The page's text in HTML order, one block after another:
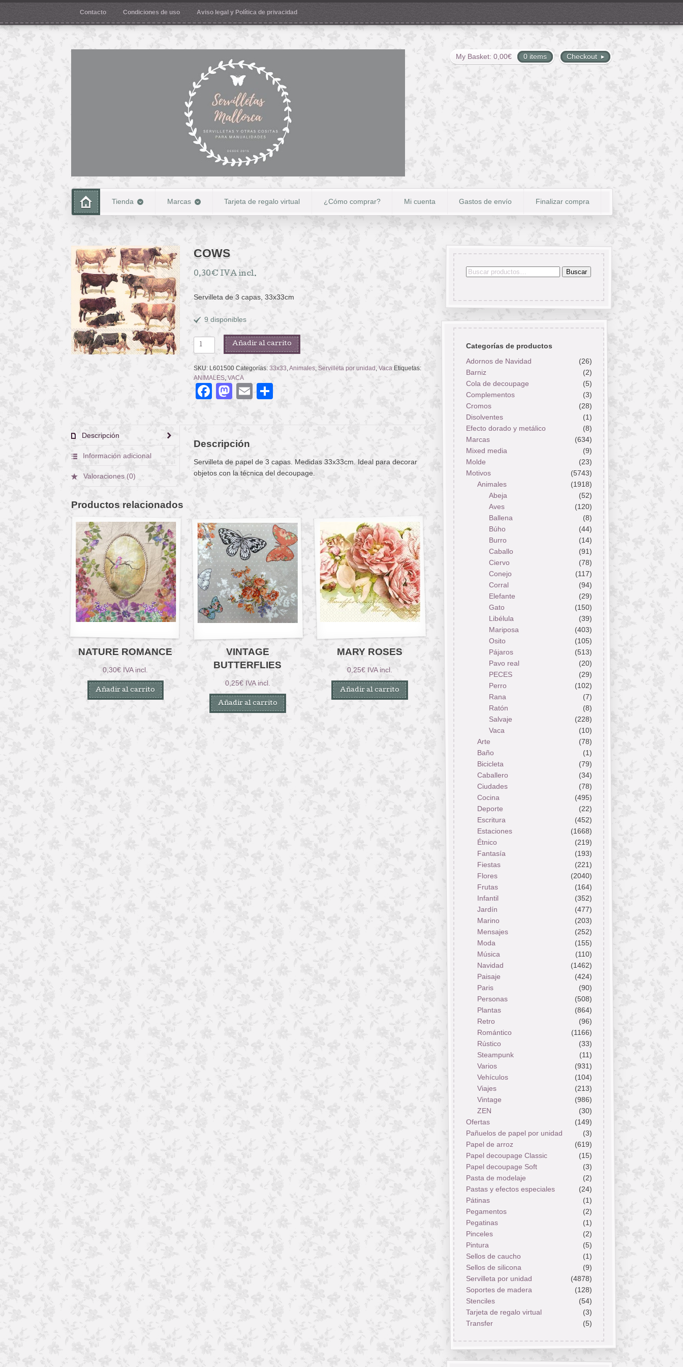
Contacto Condiciones de uso Aviso legal y Política de privacidad
Checkout
My Basket: 0,00€ 0 items
Tienda Marcas Tarjeta de regalo virtual ¿Cómo comprar? Mi cuenta Gastos de envío Finalizar compra
COWS
0,30€ IVA incl.
Servilleta de 3 capas, 33x33cm
9 disponibles
COWS
cantidad
Añadir al carrito
SKU: L601500 Categorías: 33x33 Animales, Servilleta por unidad Vaca Etiquetas:
ANIMALES, VACA
Facebook
Mastodon
EmailCompartir
Descripción
Información adicional
Valoraciones (0)
Descripción
Servilleta de papel de 3 capas. Medidas 33x33cm. Ideal para decorar
objetos con la técnica del decoupage.
Productos relacionados
NATURE ROMANCE
0,30€ IVA incl.
Añadir al carrito
VINTAGE
BUTTERFLIES
0,25€ IVA incl.
Añadir al carrito
MARY ROSES
0,25€ IVA incl.
Añadir al carrito
Buscar
Buscar
Categorías de productos
Adornos de Navidad
(26)
Barniz
(2)
Cola de decoupage
(5)
Complementos
(3)
Cromos
(28)
Disolventes
(1)
Efecto dorado y metálico
(8)
Marcas
(634)
Mixed media
(9)
Molde
(23)
Motivos
(5743)
Animales
(1918)
Abeja
(52)
Aves
(120)
Ballena
(8)
Búho
(44)
Burro
(14)
Caballo
(91)
Ciervo
(78)
Conejo
(117)
Corral
(94)
Elefante
(29)
Gato
(150)
Libélula
(39)
Mariposa
(403)
Osito
(105)
Pájaros
(513)
Pavo real
(20)
PECES
(29)
Perro
(102)
Rana
(7)
Ratón
(8)
Salvaje
(228)
Vaca
(10)
Arte
(78)
Baño
(1)
Bicicleta
(79)
Caballero
(34)
Ciudades
(78)
Cocina
(495)
Deporte
(22)
Escritura
(452)
Estaciones
(1668)
Étnico
(219)
Fantasía
(193)
Fiestas
(221)
Flores
(2040)
Frutas
(164)
Infantil
(352)
Jardín
(477)
Marino
(203)
Mensajes
(252)
Moda
(155)
Música
(110)
Navidad
(1462)
Paisaje
(424)
Paris
(90)
Personas
(508)
Plantas
(864)
Retro
(96)
Romántico
(1166)
Rústico
(33)
Steampunk
(11)
Varios
(931)
Vehículos
(104)
Viajes
(213)
Vintage
(986)
ZEN
(30)
Ofertas
(149)
Pañuelos de papel por unidad
(3)
Papel de arroz
(619)
Papel decoupage Classic
(15)
Papel decoupage Soft
(3)
Pasta de modelaje
(2)
Pastas y efectos especiales
(24)
Pátinas
(1)
Pegamentos
(2)
Pegatinas
(1)
Pinceles
(2)
Pintura
(5)
Sellos de caucho
(1)
Sellos de silicona
(9)
Servilleta por unidad
(4878)
Soportes de madera
(128)
Stenciles
(54)
Tarjeta de regalo virtual
(3)
Transfer
(5)